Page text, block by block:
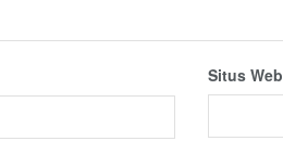
Situs Web